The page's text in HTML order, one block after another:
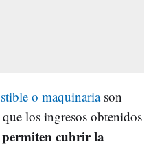
o maquinariason
los ingresos obtenidos
cubrir la